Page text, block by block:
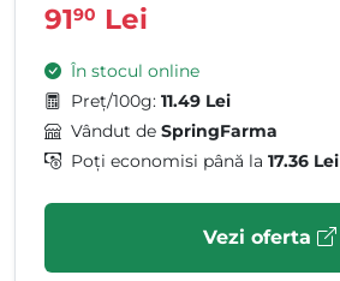
9190 Lei
În stocul online
Preț/100g: 11.49 Lei
Vândut de SpringFarma
Poți economisi până la 17.36 Lei
Vezi oferta